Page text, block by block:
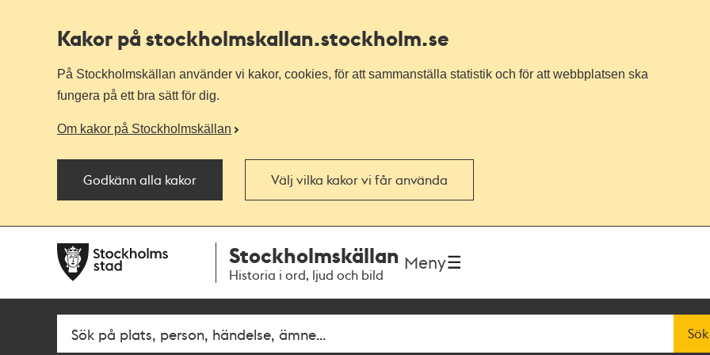
Kakor på stockholmskallan.stockholm.se
På Stockholmskällan använder vi kakor, cookies, för att sammanställa statistik och för att webbplatsen ska
fungera på ett bra sätt för dig.
Om kakor på Stockholmskällan
Godkänn alla kakor Välj vilka kakor vi får använda
navigationen
huvudinnehållet
Stockholmskällan
Historia i ord, ljud och bild
Meny
Fritextsök Sök